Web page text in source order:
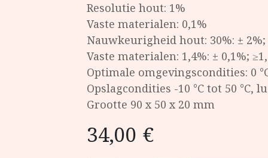
Resolutie hout: 1%
Vaste materialen: 0,1%
Nauwkeurigheid hout: 30%: ± 2%;
Vaste materialen: 1,4%: ± 0,1%;
Optimale omgevingscondities: 0
Opslagcondities -10 °C tot 50 °C,
Grootte 90 x 50 x 20 mm
34,00 €